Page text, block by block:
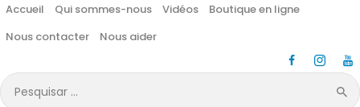
Accueil Qui sommes-nous Vidéos
Boutique en ligne
Nous contacter
Nous aider
Pesquisar
por:
Vidéos
Boutique en ligne